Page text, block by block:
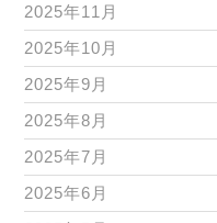
2025年11月
2025年10月
2025年9月
2025年8月
2025年7月
2025年6月